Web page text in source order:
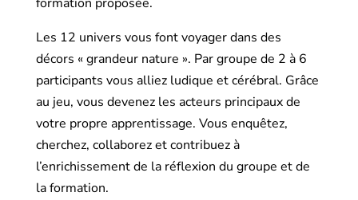
Les 12 univers vous font voyager dans des
décors « grandeur nature ». Par groupe de 2 à 6
participants vous alliez ludique et cérébral. Grâce
au jeu, vous devenez les acteurs principaux de
votre propre apprentissage. Vous enquêtez,
cherchez, collaborez et contribuez à
l’enrichissement de la réflexion du groupe et de
la formation.